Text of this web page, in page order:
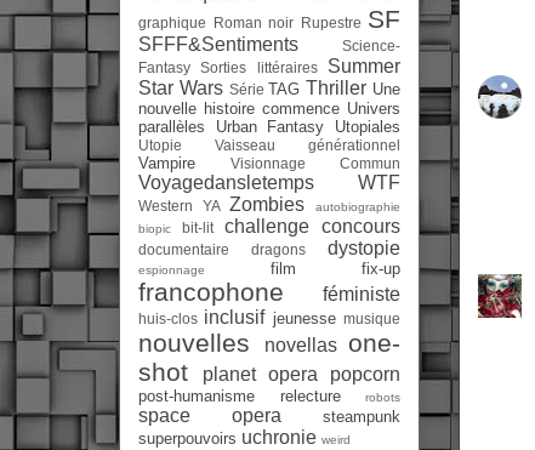
graphique
Roman noir Rupestre SF
SFFF&Sentiments
Science-
Fantasy
Sorties littéraires
Summer
Star Wars Série TAG Thriller Une
nouvelle histoire commence Univers
parallèles
Urban Fantasy Utopiales
Utopie Vaisseau générationnel
Vampire Visionnage Commun
Voyagedansletemps WTF
Western YA Zombies
autobiographie
biopic
bit-lit challenge concours
documentaire dragons dystopie
espionnage film fix-up
francophone féministe
huis-clos inclusif jeunesse musique
nouvelles novellas
one-
shot
planet opera popcorn
post-humanisme relecture robots
space opera
steampunk
superpouvoirs uchronie weird